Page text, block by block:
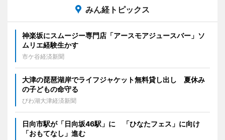
みん経トピックス
神楽坂にスムージー専門店「アースモアジュースバー」ソ
ムリエ経験生かす
市ケ谷経済新聞
大津の琵琶湖岸でライフジャケット無料貸し出し 夏休み
の子どもの命守る
びわ湖大津経済新聞
日向市駅が「日向坂46駅」に 「ひなたフェス」に向け
「おもてなし」進む